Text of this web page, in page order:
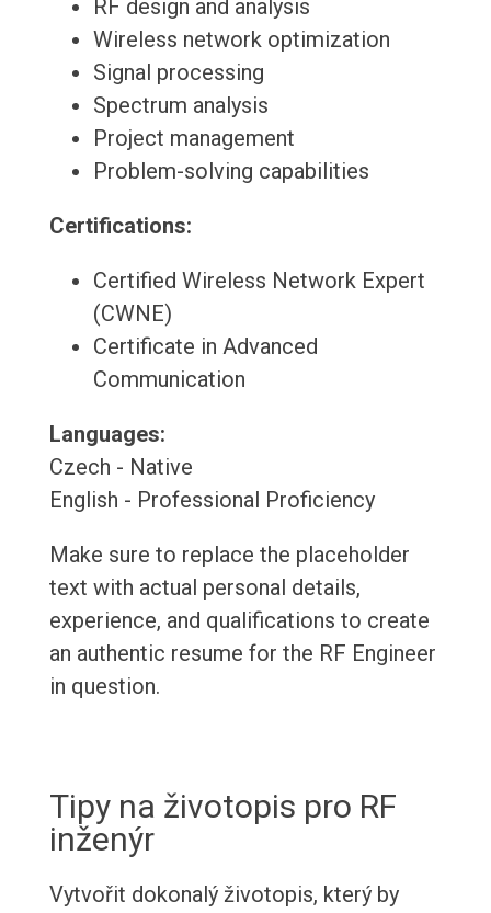
RF design and analysis
Wireless network optimization
Signal processing
Spectrum analysis
Project management
Problem-solving capabilities
Certifications:
Certified Wireless Network Expert
(CWNE)
Certificate in Advanced
Communication
Languages:
Czech - Native
English - Professional Proficiency
Make sure to replace the placeholder
text with actual personal details,
experience, and qualifications to create
an authentic resume for the RF Engineer
in question.
Tipy na životopis pro RF
inženýr
Vytvořit dokonalý životopis, který by